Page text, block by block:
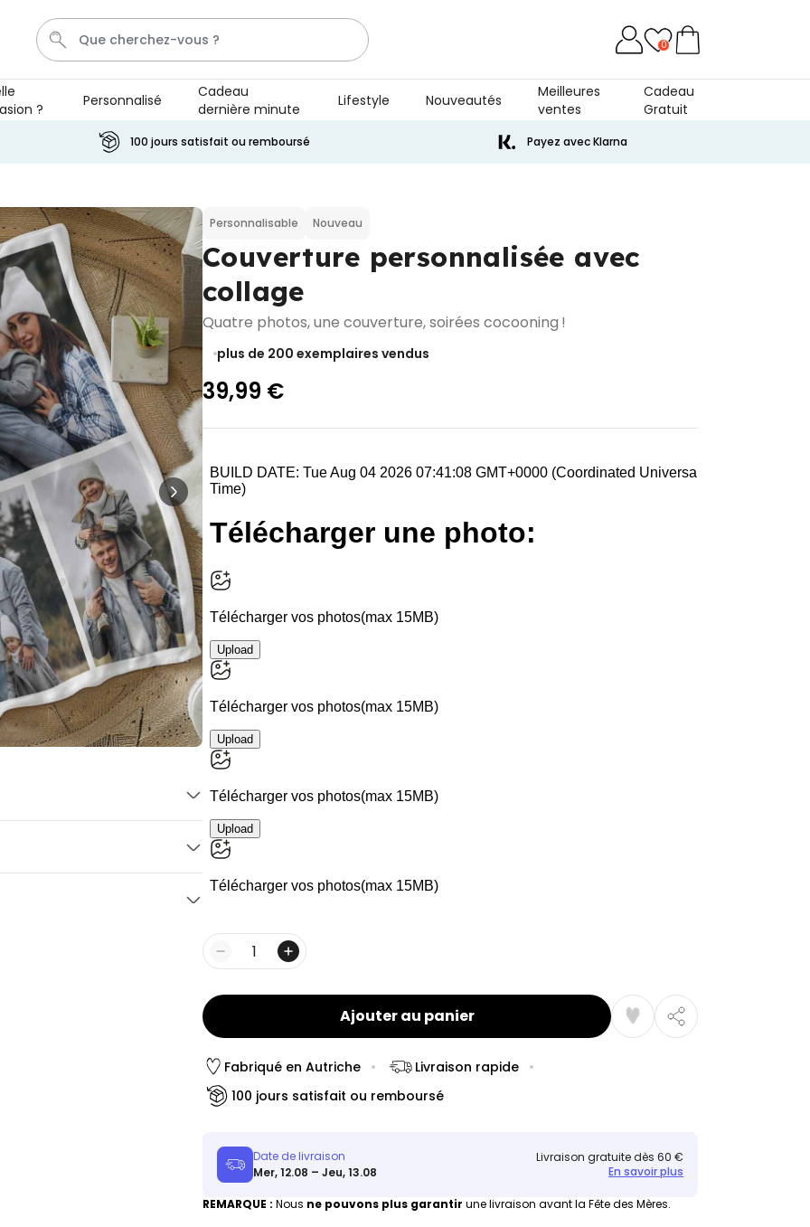
Photo Sur Plexiglas
Chaussettes personnalisées
avec votre animal de
compagnie
exemplaires
vendus
19,99 €
Personnalisable
Paillasson personnalisé avec
pictos et nom
2.200
exemplaires
34,99 €
Personnalisable
Verre à gin personnalisé avec
texte
exemplaires
19,99 €
Personnalisable
Photo sur bois personnalisée -
Design Instagram
24,99 €
Personnalisable
Chaussettes personnalisées
visage
vendus
19,99 €
0
?
Personnalisé
Cadeau
dernière minute
Lifestyle Nouveautés
Meilleures
ventes
Cadeau
Gratuit
100 jours satisfait ou remboursé Payez avec Klarna
Personnalisable Nouveau
Couverture personnalisée avec
collage
Quatre photos, une couverture, soirées cocooning !
plus de 200 exemplaires vendus
39,99 €
Quantité
Ajouter au panier
Fabriqué en Autriche
Livraison rapide
100 jours satisfait ou remboursé
Date de livraison
Mer, 12.08 – Jeu, 13.08
Livraison gratuite dès 60 €
En savoir plus
REMARQUE : Nous ne pouvons plus garantir une livraison avant la Fête des Mères.